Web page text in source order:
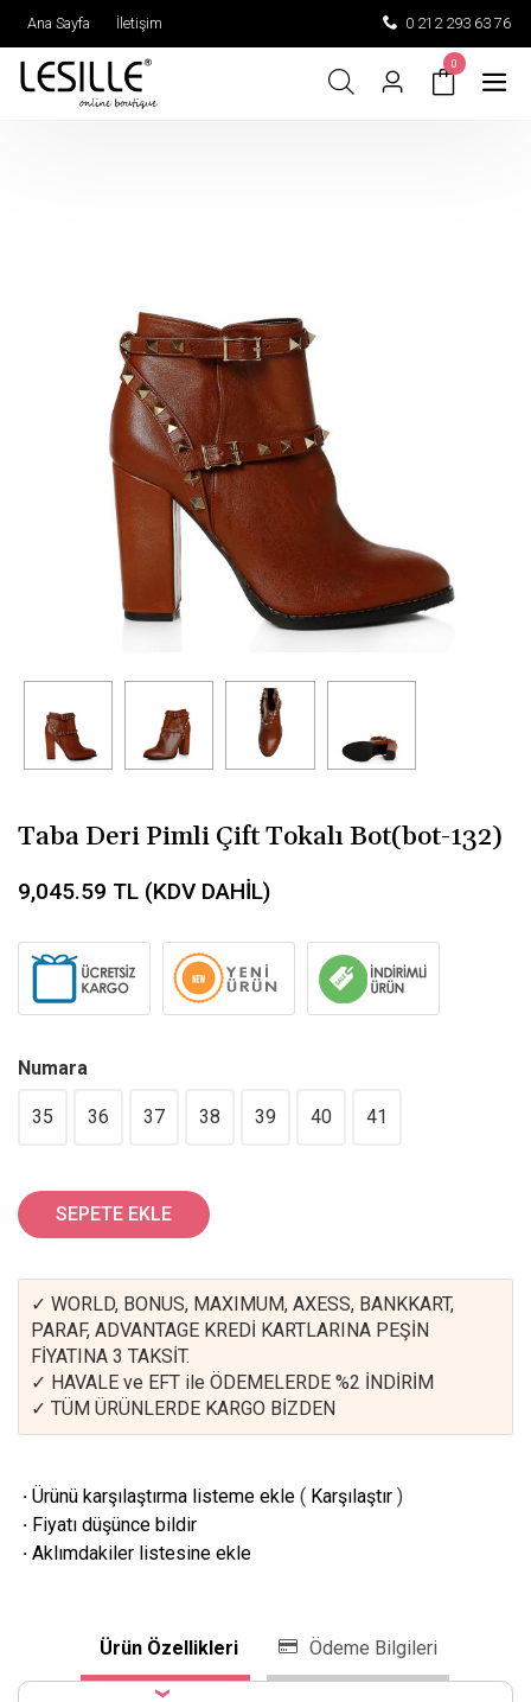
Ana Sayfa İletişim 0 212 293 63 76
0
Taba Deri Pimli Çift Tokalı Bot(bot-132)
9,045.59 TL (KDV DAHİL)
Numara
35 36 37 38 39 40 41
SEPETE EKLE
✓ WORLD, BONUS, MAXIMUM, AXESS, BANKKART,
PARAF, ADVANTAGE KREDİ KARTLARINA PEŞİN
FİYATINA 3 TAKSİT.
✓ HAVALE ve EFT ile ÖDEMELERDE %2 İNDİRİM
✓ TÜM ÜRÜNLERDE KARGO BİZDEN
· Ürünü karşılaştırma listeme ekle( Karşılaştır)
· Fiyatı düşünce bildir
· Aklımdakiler listesine ekle
Ürün Özellikleri Ödeme Bilgileri